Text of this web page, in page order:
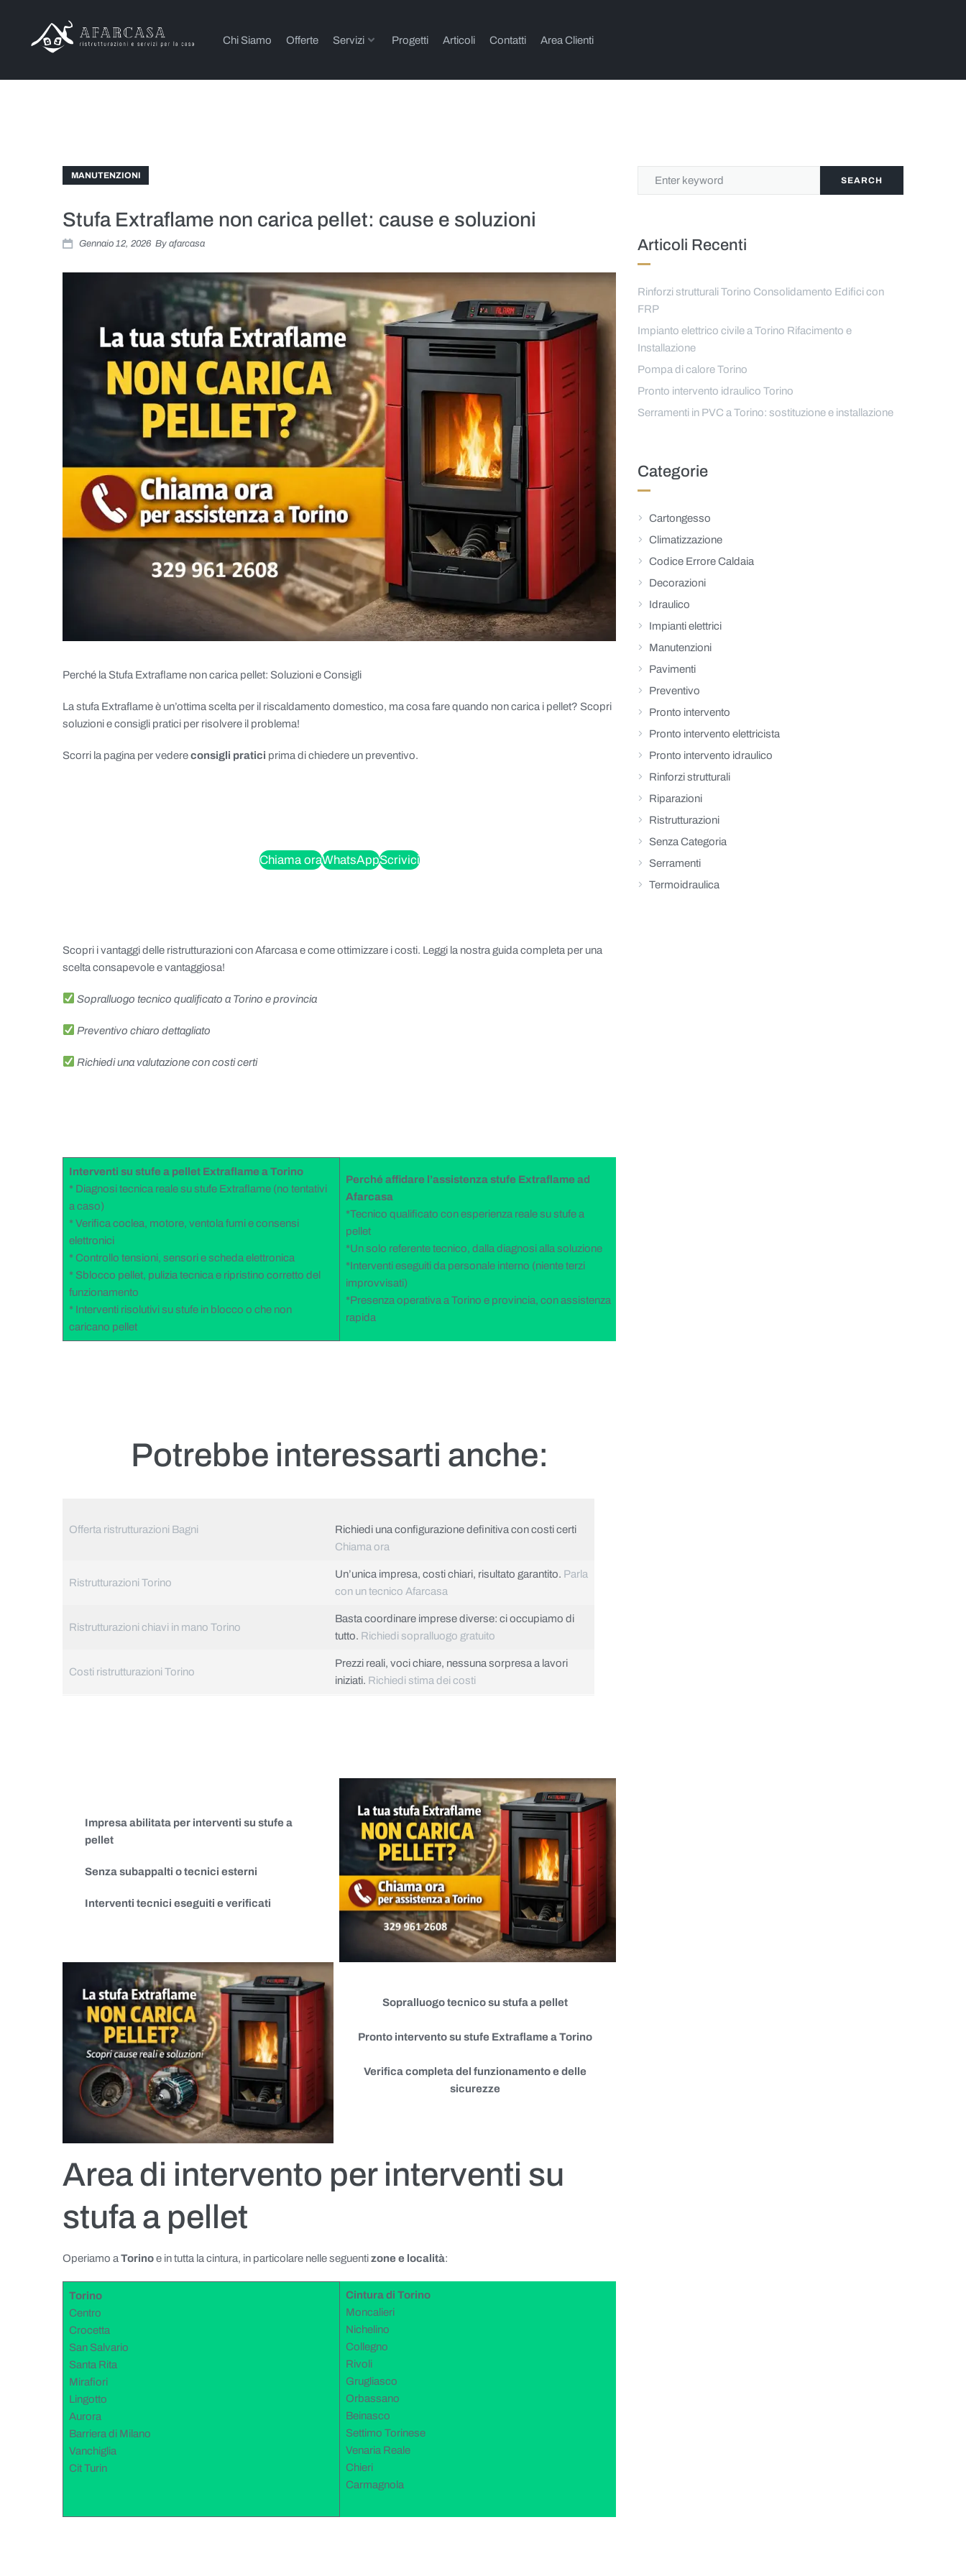
Chi Siamo Offerte Servizi Progetti Articoli Contatti Area Clienti
MANUTENZIONI
Stufa Extraflame non carica pellet: cause e soluzioni
Gennaio 12, 2026 By afarcasa
Perché la Stufa Extraflame non carica pellet: Soluzioni e Consigli
La stufa Extraflame è un’ottima scelta per il riscaldamento domestico, ma cosa fare quando non carica i pellet? Scopri
soluzioni e consigli pratici per risolvere il problema!
Scorri la pagina per vedereconsigli pratici prima di chiedere un preventivo.
Chiama oraWhatsAppScrivici
Scopri i vantaggi delle ristrutturazioni con Afarcasa e come ottimizzare i costi. Leggi la nostra guida completa per una
scelta consapevole e vantaggiosa!
Sopralluogo tecnico qualificato a Torino e provincia
Preventivo chiaro dettagliato
Richiedi una valutazione con costi certi
Interventi su stufe a pellet Extraflame a Torino
* Diagnosi tecnica reale su stufe Extraflame (no tentativi
a caso)
* Verifica coclea, motore, ventola fumi e consensi
elettronici
* Controllo tensioni, sensori e scheda elettronica
* Sblocco pellet, pulizia tecnica e ripristino corretto del
funzionamento
* Interventi risolutivi su stufe in blocco o che non
caricano pellet
Perché affidare l’assistenza stufe Extraflame ad
Afarcasa
*Tecnico qualificato con esperienza reale su stufe a
pellet
*Un solo referente tecnico, dalla diagnosi alla soluzione
*Interventi eseguiti da personale interno (niente terzi
improvvisati)
*Presenza operativa a Torino e provincia, con assistenza
rapida
Potrebbe interessarti anche:
Offerta ristrutturazioni Bagni
Richiedi una configurazione definitiva con costi certi
Chiama ora
Ristrutturazioni Torino
Un’unica impresa, costi chiari, risultato garantito. Parla
con un tecnico Afarcasa
Ristrutturazioni chiavi in mano Torino
Basta coordinare imprese diverse: ci occupiamo di
tutto. Richiedi sopralluogo gratuito
Costi ristrutturazioni Torino
Prezzi reali, voci chiare, nessuna sorpresa a lavori
iniziati. Richiedi stima dei costi
Impresa abilitata per interventi su stufe a
pellet
Senza subappalti o tecnici esterni
Interventi tecnici eseguiti e verificati
Sopralluogo tecnico su stufa a pellet
Pronto intervento su stufe Extraflame a Torino
Verifica completa del funzionamento e delle
sicurezze
Area di intervento per interventi su
stufa a pellet
Operiamo a Torinoe in tutta la cintura, in particolare nelle seguentizone e località:
Torino
Centro
Crocetta
San Salvario
Santa Rita
Mirafiori
Lingotto
Aurora
Barriera di Milano
Vanchiglia
Cit Turin
Cintura di Torino
Moncalieri
Nichelino
Collegno
Rivoli
Grugliasco
Orbassano
Beinasco
Settimo Torinese
Venaria Reale
Chieri
Carmagnola
SEARCH
Articoli Recenti
Rinforzi strutturali Torino Consolidamento Edifici con
FRP
Impianto elettrico civile a Torino Rifacimento e
Installazione
Pompa di calore Torino
Pronto intervento idraulico Torino
Serramenti in PVC a Torino: sostituzione e installazione
Categorie
Cartongesso
Climatizzazione
Codice Errore Caldaia
Decorazioni
Idraulico
Impianti elettrici
Manutenzioni
Pavimenti
Preventivo
Pronto intervento
Pronto intervento elettricista
Pronto intervento idraulico
Rinforzi strutturali
Riparazioni
Ristrutturazioni
Senza Categoria
Serramenti
Termoidraulica